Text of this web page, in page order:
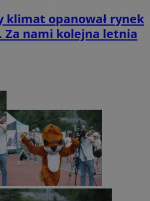
klimat opanował rynek
nami kolejna letnia